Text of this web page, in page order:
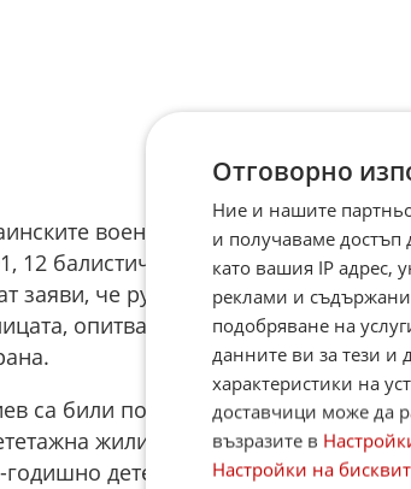
военновъздушни сили
12 балистични ракети и 652
заяви, че руските сили са
опитвайки се да претоварят
са били повредени най-малко 20
жилищна сграда, при което
годишно дете. Ранените са поне 57.
Отговорно
Ние и нашите
и получаваме
като вашия IP адрес,
реклами и
подобряване на
данните ви за тези и
характеристики на
доставчици може да
възразите в
Настройки на